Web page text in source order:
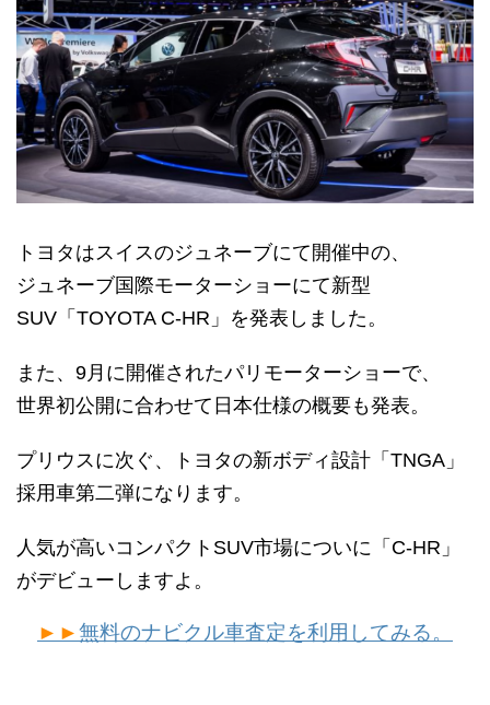
トヨタはスイスのジュネーブにて開催中の、
ジュネーブ国際モーターショーにて新型
SUV「TOYOTA C-HR」を発表しました。
また、9月に開催されたパリモーターショーで、
世界初公開に合わせて日本仕様の概要も発表。
プリウスに次ぐ、トヨタの新ボディ設計「TNGA」
採用車第二弾になります。
人気が高いコンパクトSUV市場についに「C-HR」
がデビューしますよ。
►►無料のナビクル車査定を利用してみる。